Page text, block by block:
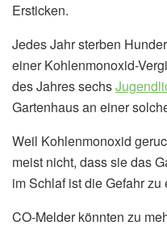
Ersticken.
Jedes Jahr sterben
einer Kohlenmonoxid-
des Jahres sechs
Gartenhaus an einer
Weil Kohlenmonoxid
meist nicht, dass sie das
im Schlaf ist die Gefahr
CO-Melder könnten zu